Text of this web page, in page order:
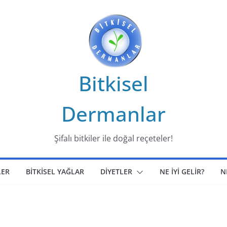
Bitkisel
Dermanlar
Şifalı bitkiler ile doğal reçeteler!
BİTKİSEL YAĞLAR DİYETLER NE İYİ GELİR?